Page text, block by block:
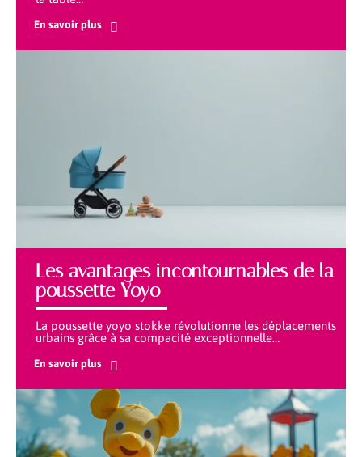
En savoir plus
Les avantages incontournables de la
poussette Yoyo
La poussette yoyo stokke révolutionne les déplacements
urbains grâce à sa compacité exceptionnelle…
En savoir plus